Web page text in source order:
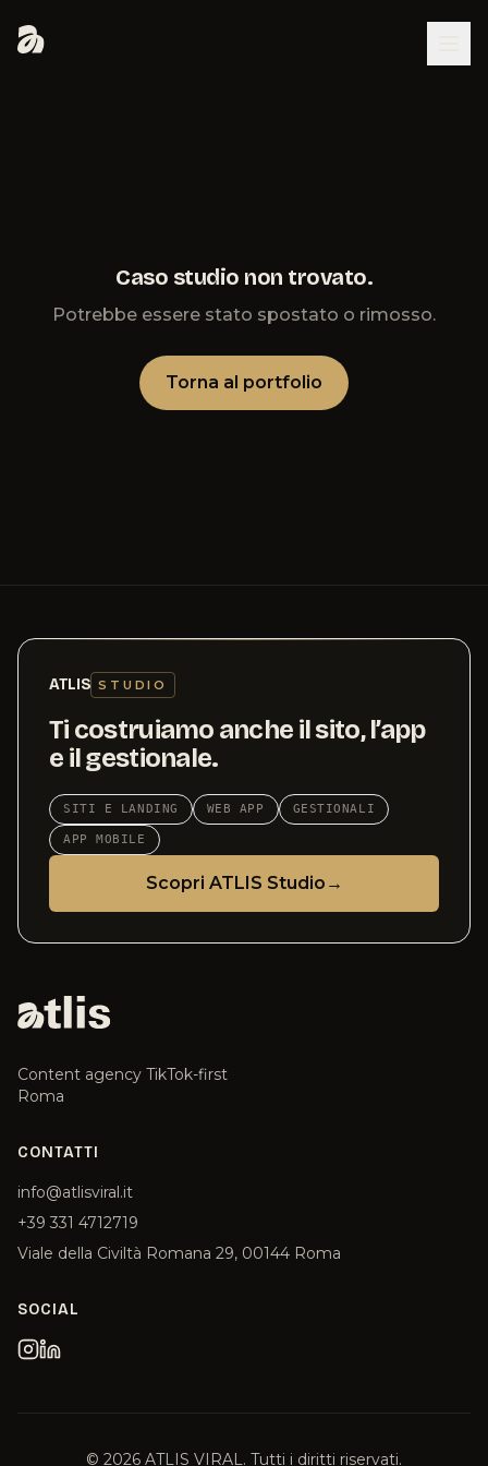
Caso studio non trovato.
Potrebbe essere stato spostato o rimosso.
Torna al portfolio
ATLIS STUDIO
Ti costruiamo anche il sito, l’app
e il gestionale.
SITI E LANDING WEB APP GESTIONALI
APP MOBILE
Scopri ATLIS Studio →
Content agency TikTok-first
Roma
CONTATTI
info@atlisviral.it
+39 331 4712719
Viale della Civiltà Romana 29, 00144 Roma
SOCIAL
© 2026 ATLIS VIRAL. Tutti i diritti riservati.